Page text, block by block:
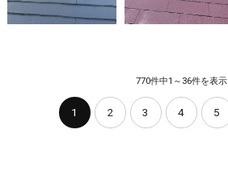
770件中1～36件を表示
1 2 3 4 5